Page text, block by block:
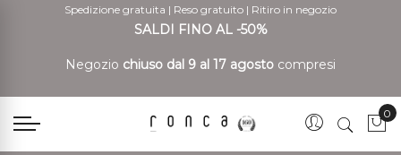
Spedizione gratuita | Reso gratuito | Ritiro in negozio
SALDI FINO AL -50%
Negozio chiuso dal 9 al 17 agosto compresi
0